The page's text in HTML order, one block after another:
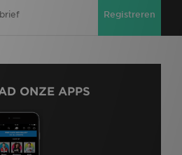
Registreren
ONZE APPS